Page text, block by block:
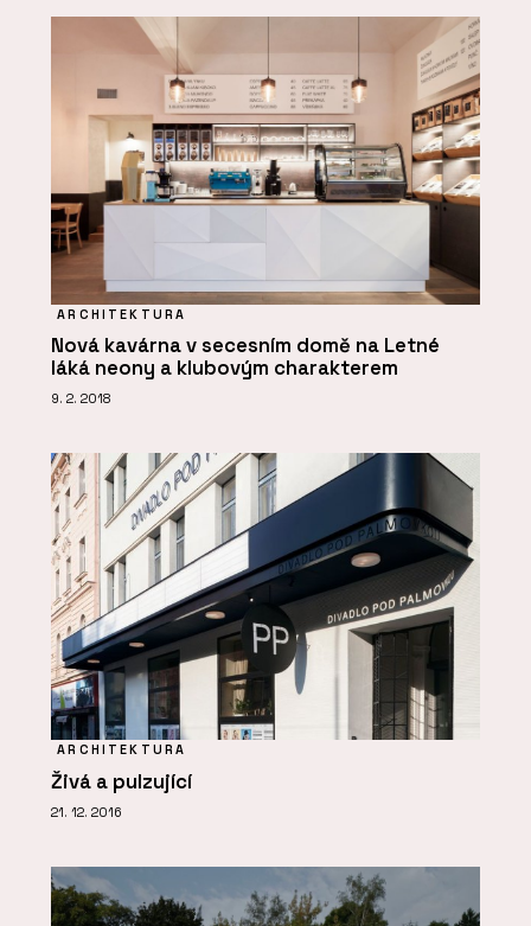
ARCHITEKTURA
Nová kavárna v secesním domě na Letné
láká neony a klubovým charakterem
9. 2. 2018
ARCHITEKTURA
Živá a pulzující
21. 12. 2016